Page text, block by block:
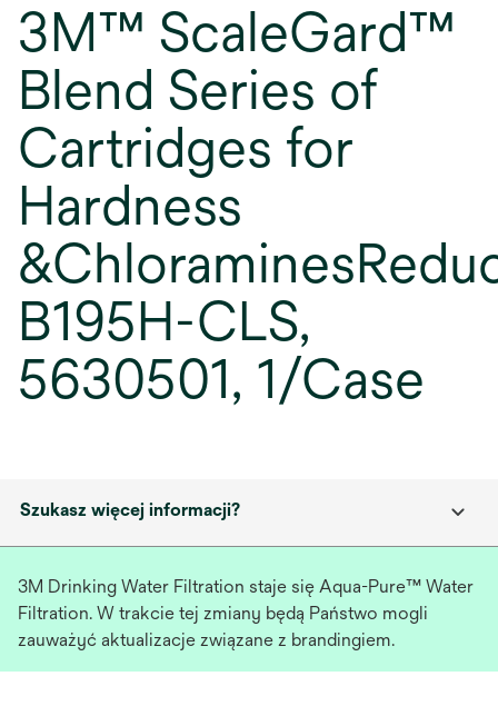
3M™ ScaleGard™
Blend Series of
Cartridges for
Hardness
B195H-CLS,
5630501, 1/Case
Szukasz więcej informacji?
3M Drinking Water Filtration staje się Aqua-Pure™ Water
Filtration. W trakcie tej zmiany będą Państwo mogli
zauważyć aktualizacje związane z brandingiem.